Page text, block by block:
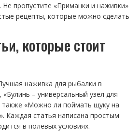
пропустите «Приманки и наживки»
рецепты, которые можно сделать
которые стоит
наживка для рыбалки в
– универсальный узел для
также «Можно ли поймать щуку на
Каждая статья написана простым
в полевых условиях.